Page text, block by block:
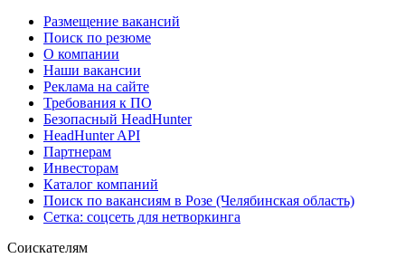
Размещение вакансий
Поиск по резюме
О компании
Наши вакансии
Реклама на сайте
Требования к ПО
Безопасный HeadHunter
HeadHunter API
Партнерам
Инвесторам
Каталог компаний
Поиск по вакансиям в Розе (Челябинская область)
Сетка: соцсеть для нетворкинга
Соискателям